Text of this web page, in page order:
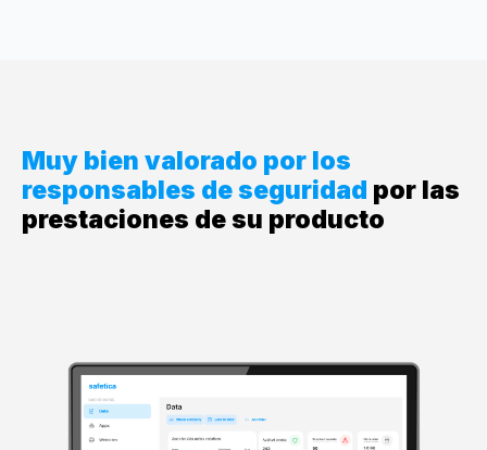
Muy bien valorado por los
responsables de seguridad por las
prestaciones de su producto